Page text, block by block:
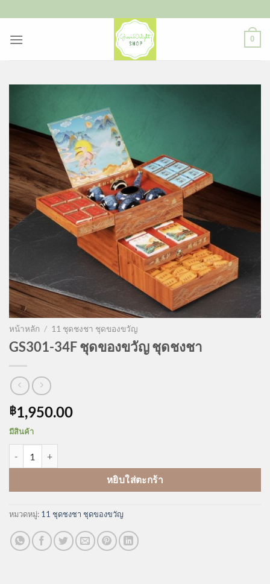
ไป
0
หน้าหลัก / 11 ชุดชงชา ชุดของขวัญ
GS301-34F ชุดของขวัญ ชุดชงชา
฿1,950.00
มีสินค้า
หยิบใส่ตะกร้า
หมวดหมู่: 11 ชุดชงชา ชุดของขวัญ